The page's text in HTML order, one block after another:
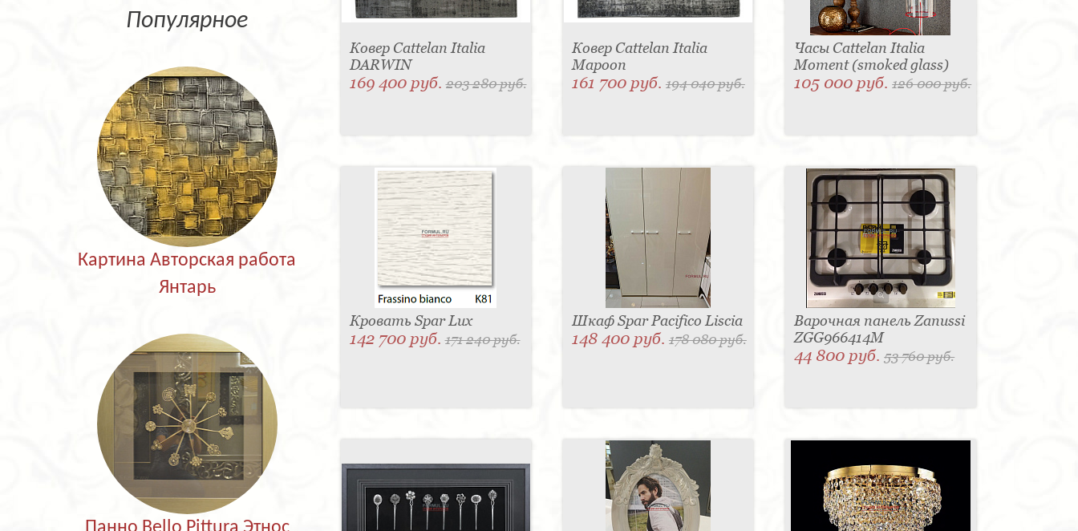
Популярное
Картина Авторская работа
Янтарь
Ковер Cattelan Italia
DARWIN
169 400 руб.203 280 руб.
Ковер Cattelan Italia
Mapoon
161 700 руб. 194 040 руб.
Часы Cattelan Italia
Moment (smoked glass)
105 000 руб.126 000 руб.
Кровать Spar Lux
142 700 руб.171 240 руб.
Шкаф Spar Pacifico Liscia
148 400 руб. 178 080 руб.
Варочная панель Zanussi
ZGG966414M
44 800 руб.53 760 руб.